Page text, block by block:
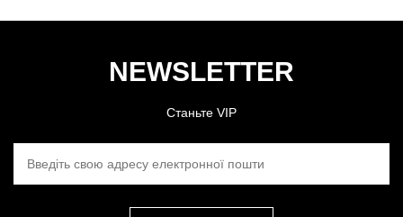
NEWSLETTER
Станьте VIP